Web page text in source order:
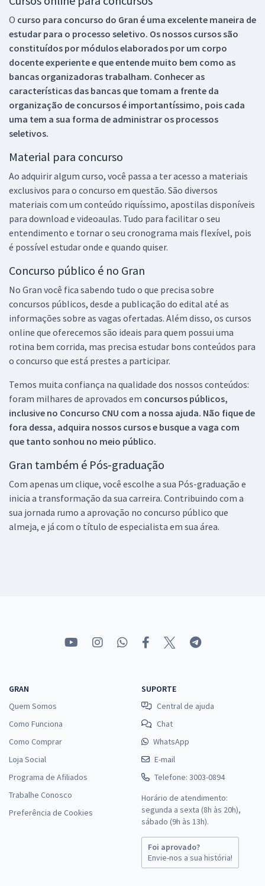
O curso para concurso do Gran é uma excelente maneira de
estudar para o processo seletivo. Os nossos cursos são
constituídos por módulos elaborados por um corpo
docente experiente e que entende muito bem como as
bancas organizadoras trabalham. Conhecer as
características das bancas que tomam a frente da
organização de concursos é importantíssimo, pois cada
uma tem a sua forma de administrar os processos
seletivos.
Material para concurso
Ao adquirir algum curso, você passa a ter acesso a materiais
exclusivos para o concurso em questão. São diversos
materiais com um conteúdo riquíssimo, apostilas disponíveis
para download e videoaulas. Tudo para facilitar o seu
entendimento e tornar o seu cronograma mais flexível, pois
é possível estudar onde e quando quiser.
Concurso público é no Gran
No Gran você fica sabendo tudo o que precisa sobre
concursos públicos, desde a publicação do edital até as
informações sobre as vagas ofertadas. Além disso, os cursos
online que oferecemos são ideais para quem possui uma
rotina bem corrida, mas precisa estudar bons conteúdos para
o concurso que está prestes a participar.
Temos muita confiança na qualidade dos nossos conteúdos:
foram milhares de aprovados em concursos públicos,
inclusive no Concurso CNU com a nossa ajuda. Não fique de
fora dessa, adquira nossos cursos e busque a vaga com
que tanto sonhou no meio público.
Gran também é Pós-graduação
Com apenas um clique, você escolhe a sua Pós-graduação e
inicia a transformação da sua carreira. Contribuindo com a
sua jornada rumo a aprovação no concurso público que
almeja, e já com o título de especialista em sua área.
GRAN
Quem Somos
Como Funciona
Como Comprar
Loja Social
Programa de Afiliados
Trabalhe Conosco
Preferência de Cookies
SUPORTE
Central de ajuda
Chat
WhatsApp
E-mail
Telefone: 3003-0894
Horário de atendimento:
segunda a sexta (8h às 20h),
sábado (9h às 13h).
Foi aprovado?
Envie-nos a sua história!